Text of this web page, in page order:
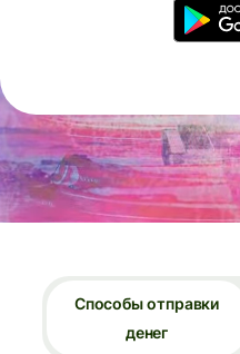
Способы отправки
денег